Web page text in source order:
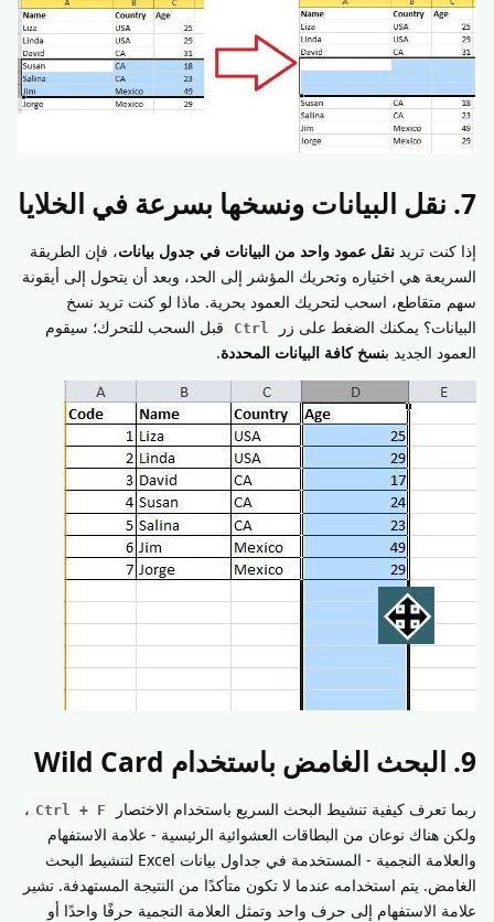
7. نقل البيانات ونسخها بسرعة في الخلايا
إذا كنت تريد نقل عمود واحد من البيانات في جدول بيانات، فإن الطريقة
السريعة هي اختياره وتحريك المؤشر إلى الحد، وبعد أن يتحول إلى أيقونة
سهم متقاطع، اسحب لتحريك العمود بحرية. ماذا لو كنت تريد نسخ
البيانات؟ يمكنك الضغط على زر
Ctrl
قبل السحب للتحرك؛ سيقوم
العمود الجديد بنسخ كافة البيانات المحددة.
9. البحث الغامض باستخدام Wild Card
ربما تعرف كيفية تنشيط البحث السريع باستخدام الاختصار Ctrl + F ،
ولكن هناك نوعان من البطاقات العشوائية الرئيسية - علامة الاستفهام
والعلامة النجمية - المستخدمة في جداول بيانات Excel لتنشيط البحث
الغامض. يتم استخدامه عندما لا تكون متأكدًا من النتيجة المستهدفة. تشير
علامة الاستفهام إلى حرف واحد وتمثل العلامة النجمية حرفًا واحدًا أو